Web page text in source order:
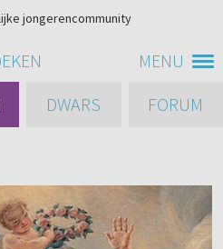
MENU
jongerencommunity
DWARS FORUM